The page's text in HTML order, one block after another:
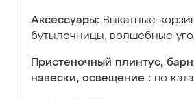
Аксессуары: Выкатные
бутылочницы, волшебные
Пристеночный плинтус,
навески, освещение : по